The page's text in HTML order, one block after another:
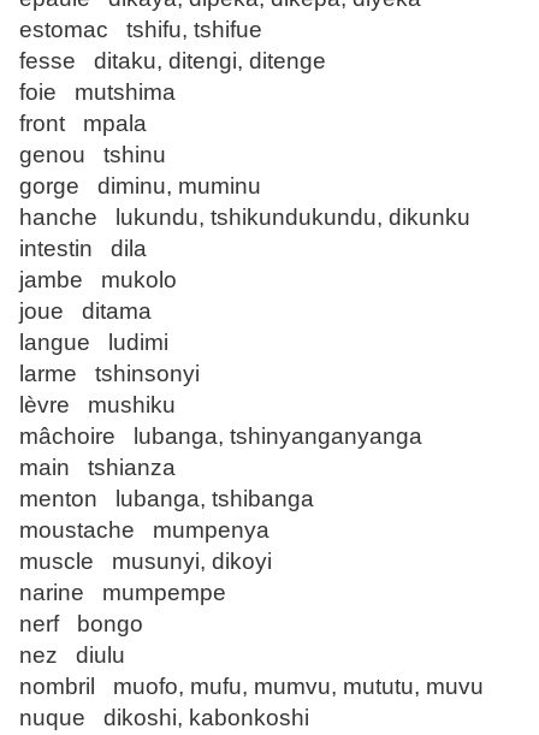
estomac tshifu, tshifue
fesse ditaku, ditengi, ditenge
foie mutshima
front mpala
genou tshinu
gorge diminu, muminu
hanche lukundu, tshikundukundu, dikunku
intestin dila
jambe mukolo
joue ditama
langue ludimi
larme tshinsonyi
lèvre mushiku
mâchoire lubanga, tshinyanganyanga
main tshianza
menton lubanga, tshibanga
moustache mumpenya
muscle musunyi, dikoyi
narine mumpempe
nerf bongo
nez diulu
nombril muofo, mufu, mumvu, mututu, muvu
nuque dikoshi, kabonkoshi